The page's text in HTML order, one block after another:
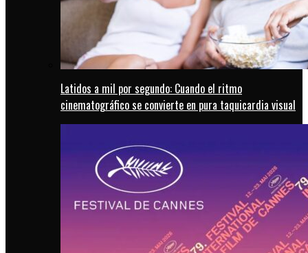
Latidos a mil por segundo: Cuando el ritmo
cinematográfico se convierte en pura taquicardia visual